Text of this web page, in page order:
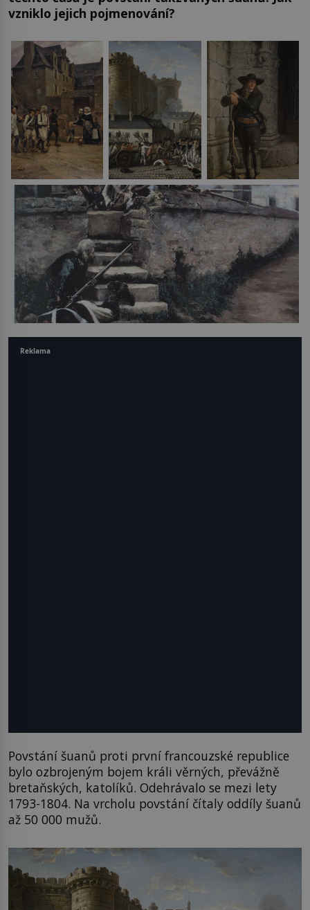
vzniklo jejich pojmenování?
Povstání šuanů proti první francouzské republice
bylo ozbrojeným bojem králi věrných, převážně
bretaňských, katolíků. Odehrávalo se mezi lety
1793-1804. Na vrcholu povstání čítaly oddíly šuanů
až 50 000 mužů.
Reklama